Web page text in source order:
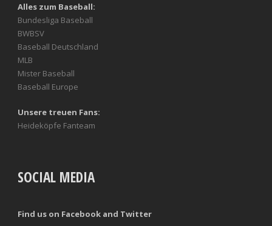
Alles zum Baseball:
Bundesliga Baseball
BWBSV
Baseball Deutschland
MLB
Mister Baseball
Baseball Europe
Unsere treuen Fans:
Heideköpfe Fanteam
SOCIAL MEDIA
Find us on Facebook and Twitter